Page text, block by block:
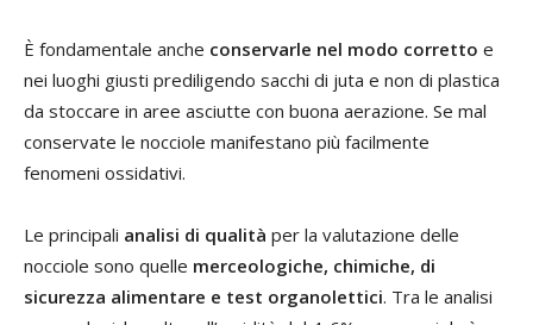
È fondamentale anche conservarle nel modo corretto e
nei luoghi giusti prediligendo sacchi di juta e non di plastica
da stoccare in aree asciutte con buona aerazione. Se mal
conservate le nocciole manifestano più facilmente
fenomeni ossidativi.
Le principali analisi di qualità per la valutazione delle
nocciole sono quelle merceologiche, chimiche, di
sicurezza alimentare e test organolettici. Tra le analisi